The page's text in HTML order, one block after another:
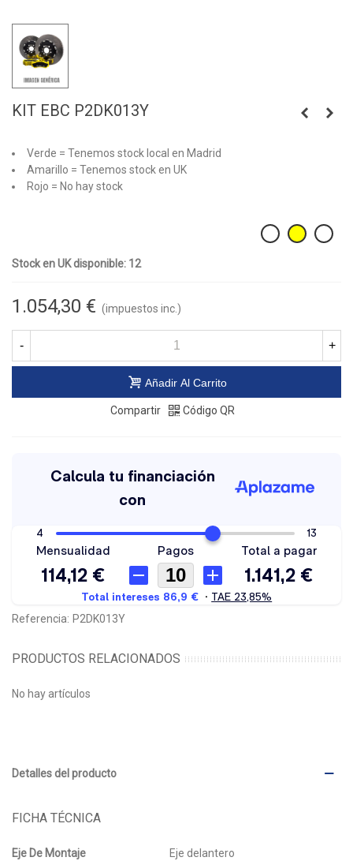
KIT EBC P2DK013Y
Verde = Tenemos stock local en Madrid
Amarillo = Tenemos stock en UK
Rojo = No hay stock
Stock en UK disponible: 12
1.054,30 € (impuestos inc.)
- +
Añadir Al Carrito
Compartir Código QR
Referencia: P2DK013Y
PRODUCTOS RELACIONADOS
No hay artículos
Detalles del producto
FICHA TÉCNICA
Eje De Montaje Eje delantero